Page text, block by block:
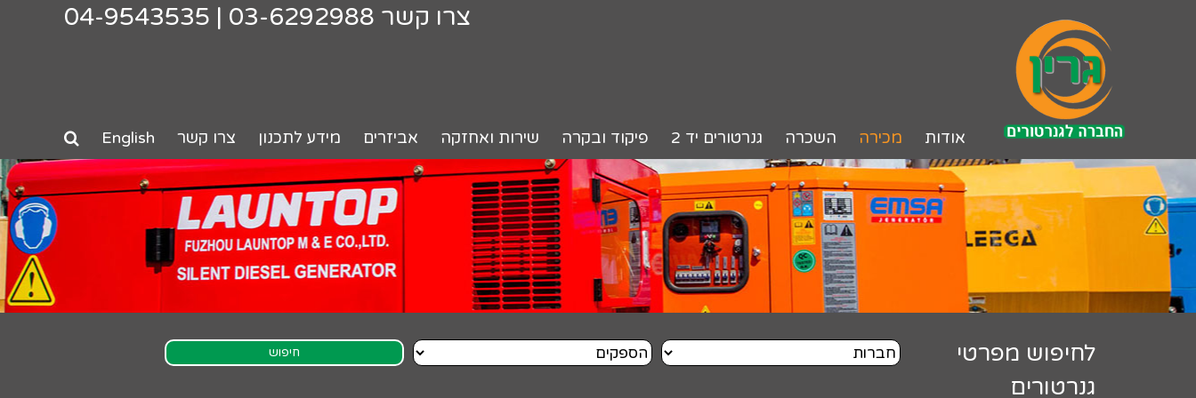
צרו קשר 04-9543535 | 03-6292988
אודות מכירה השכרה גנרטורים יד 2 פיקוד ובקרה שירות ואחזקה אביזרים מידע לתכנון צרו קשר English
לחיפוש מפרטי
גנרטורים